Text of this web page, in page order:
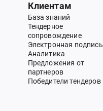
Клиентам
База знаний
Тендерное
сопровождение
Электронная подпись
Аналитика
Предложения от
партнеров
Победители тендеров